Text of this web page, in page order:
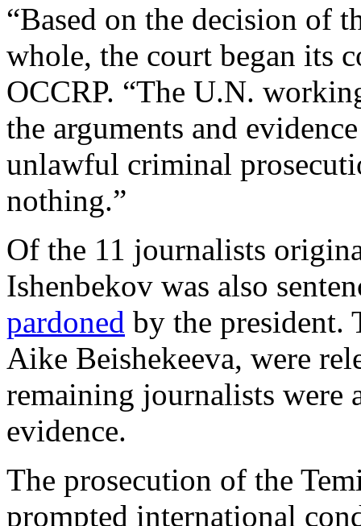
“Based on the decision of
whole, the court began its
OCCRP. “The U.N.
the arguments and
unlawful criminal
nothing.”
Of the 11 journalists
Ishenbekov was also
pardoned by the president.
Aike Beishekeeva, were
remaining journalists were
evidence.
The prosecution of the
prompted international